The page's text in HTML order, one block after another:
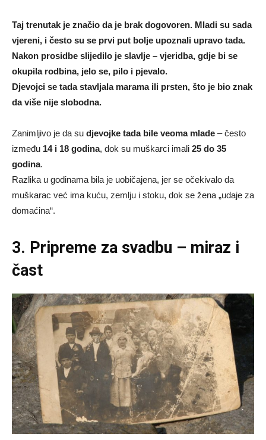
Taj trenutak je značio da je brak dogovoren. Mladi su sada
vjereni, i često su se prvi put bolje upoznali upravo tada.
Nakon prosidbe slijedilo je slavlje – vjeridba, gdje bi se
okupila rodbina, jelo se, pilo i pjevalo.
Djevojci se tada stavljala marama ili prsten, što je bio znak
da više nije slobodna.
Zanimljivo je da su djevojke tada bile veoma mlade – često
između 14 i 18 godina, dok su muškarci imali 25 do 35
godina.
Razlika u godinama bila je uobičajena, jer se očekivalo da
muškarac već ima kuću, zemlju i stoku, dok se žena „udaje za
domaćina“.
3. Pripreme za svadbu – miraz i
čast